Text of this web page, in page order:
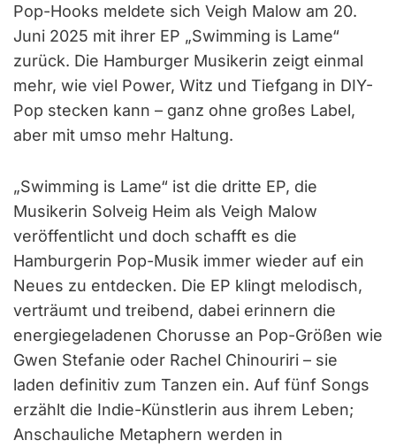
Pop-Hooks meldete sich Veigh Malow am 20.
Juni 2025 mit ihrer EP „Swimming is Lame“
zurück. Die Hamburger Musikerin zeigt einmal
mehr, wie viel Power, Witz und Tiefgang in DIY-
Pop stecken kann – ganz ohne großes Label,
aber mit umso mehr Haltung.
„Swimming is Lame“ ist die dritte EP, die
Musikerin Solveig Heim als Veigh Malow
veröffentlicht und doch schafft es die
Hamburgerin Pop-Musik immer wieder auf ein
Neues zu entdecken. Die EP klingt melodisch,
verträumt und treibend, dabei erinnern die
energiegeladenen Chorusse an Pop-Größen wie
Gwen Stefanie oder Rachel Chinouriri – sie
laden definitiv zum Tanzen ein. Auf fünf Songs
erzählt die Indie-Künstlerin aus ihrem Leben;
Anschauliche Metaphern werden in